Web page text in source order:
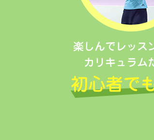
楽しんでレッス
カリキュラム
初心者で